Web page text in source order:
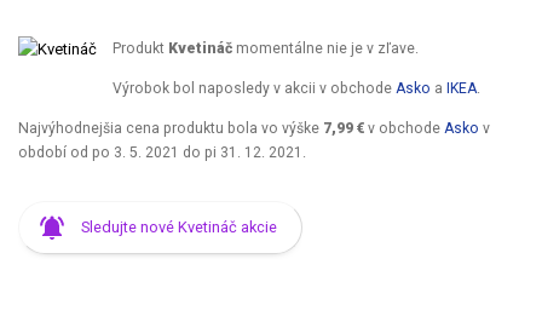
Produkt Kvetináčmomentálne nie je v zľave.
Výrobok bol naposledy v akcii v obchode Asko a IKEA.
Najvýhodnejšia cena produktu bola vo výške 7,99 € v obchode Asko v
období od po 3. 5. 2021 do pi 31. 12. 2021
Sledujte nové Kvetináč akcie